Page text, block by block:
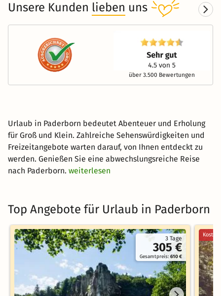
Unsere Kunden lieben uns
über 3.500 Bewertungen
Urlaub in Paderborn bedeutet Abenteuer und Erholung
für Groß und Klein. Zahlreiche Sehenswürdigkeiten und
Freizeitangebote warten darauf, von Ihnen entdeckt zu
werden. Genießen Sie eine abwechslungsreiche Reise
nach Paderborn. weiterlesen
Top Angebote für Urlaub in Paderborn
3 Tage
305 €
Gesamtpreis:610 €